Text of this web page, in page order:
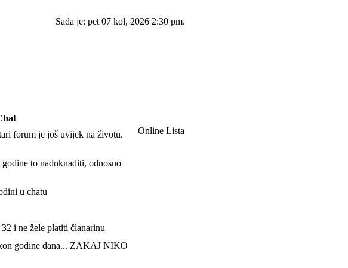
Sada je: pet 07 kol, 2026 2:30 pm.
forum je još uvijek na životu.
to nadoknaditi, odnosno
u chatu
i ne žele platiti članarinu
godine dana... ZAKAJ NIKO
Online Lista